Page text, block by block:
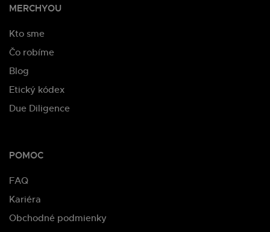
MERCHYOU
Kto sme
Čo robíme
Blog
Etický kódex
Due Diligence
POMOC
FAQ
Kariéra
Obchodné podmienky